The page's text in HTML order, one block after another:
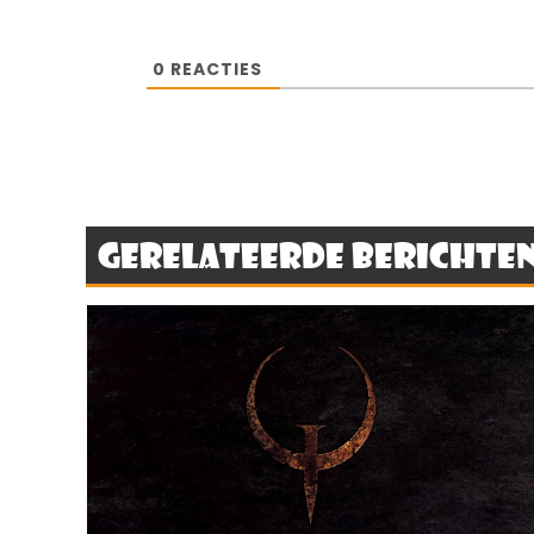
0 REACTIES
Gerelateerde